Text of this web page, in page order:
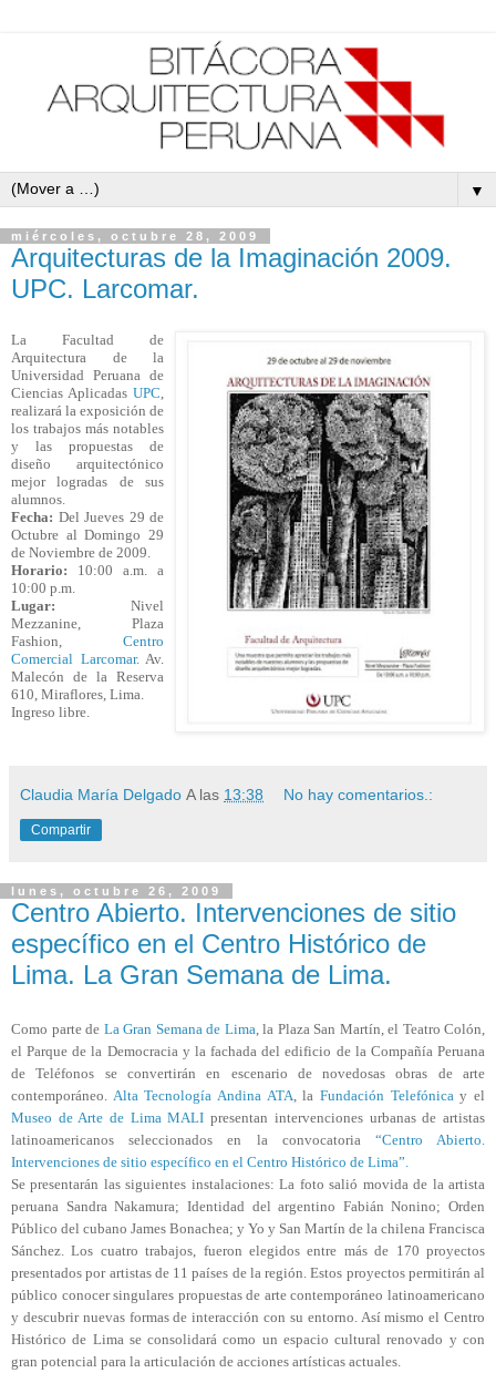
▼
miércoles, octubre 28, 2009
Arquitecturas de la Imaginación 2009.
UPC. Larcomar.
La Facultad de
Arquitectura de la
Universidad Peruana de
Ciencias Aplicadas UPC,
realizará la exposición de
los trabajos más notables
y las propuestas de
diseño arquitectónico
mejor logradas de sus
alumnos.
Fecha: Del Jueves 29 de
Octubre al Domingo 29
de Noviembre de 2009.
Horario: 10:00 a.m. a
10:00 p.m.
Lugar: Nivel
Mezzanine, Plaza
Fashion, Centro
Comercial Larcomar. Av.
Malecón de la Reserva
610, Miraflores, Lima.
Ingreso libre.
Claudia María Delgado A las 13:38 No hay comentarios.:
Compartir
lunes, octubre 26, 2009
Centro Abierto. Intervenciones de sitio
específico en el Centro Histórico de
Lima. La Gran Semana de Lima.
Como parte de La Gran Semana de Lima , la Plaza San Martín, el Teatro Colón,
el Parque de la Democracia y la fachada del edificio de la Compañía Peruana
de Teléfonos se convertirán en escenario de novedosas obras de arte
contemporáneo. Alta Tecnología Andina ATA , laFundación Telefónica y el
Museo de Arte de Lima MALI presentan intervenciones urbanas de artistas
latinoamericanos seleccionados en la convocatoria “Centro Abierto.
Intervenciones de sitio específico en el Centro Histórico de Lima”.
Se presentarán las siguientes instalaciones: La foto salió movida de la artista
peruana Sandra Nakamura; Identidad del argentino Fabián Nonino; Orden
Público del cubano James Bonachea; y Yo y San Martín de la chilena Francisca
Sánchez. Los cuatro trabajos, fueron elegidos entre más de 170 proyectos
presentados por artistas de 11 países de la región. Estos proyectos permitirán al
público conocer singulares propuestas de arte contemporáneo latinoamericano
y descubrir nuevas formas de interacción con su entorno. Así mismo el Centro
Histórico de Lima se consolidará como un espacio cultural renovado y con
gran potencial para la articulación de acciones artísticas actuales.